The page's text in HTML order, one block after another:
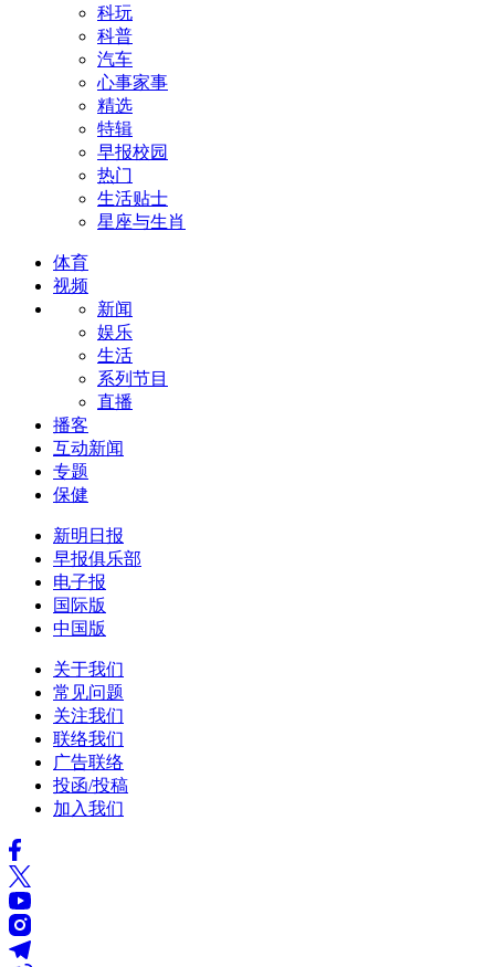
科玩
科普
汽车
心事家事
精选
特辑
早报校园
热门
生活贴士
星座与生肖
体育
视频
新闻
娱乐
生活
系列节目
直播
播客
互动新闻
专题
保健
新明日报
早报俱乐部
电子报
国际版
中国版
关于我们
常见问题
关注我们
联络我们
广告联络
投函/投稿
加入我们